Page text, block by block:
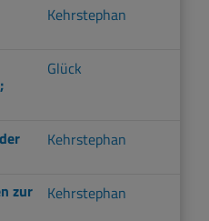
Kehrstephan
Glück
Kehrstephan
zur
Kehrstephan